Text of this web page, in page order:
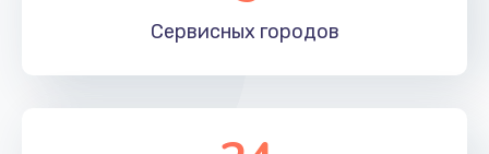
Сервисных городов